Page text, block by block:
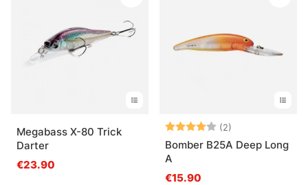
Megabass X-80 Trick
Darter
€23.90
Arvio: (2)
Bomber B25A Deep Long
A
€15.90